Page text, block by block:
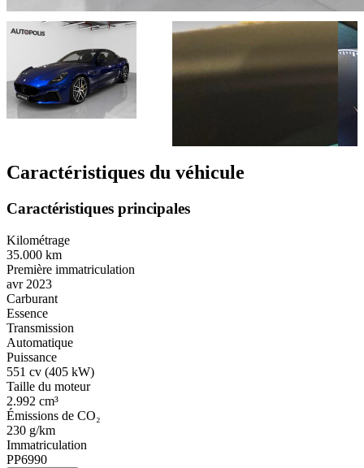
Caractéristiques du véhicule
Caractéristiques principales
Kilométrage
35.000 km
Première immatriculation
avr 2023
Carburant
Essence
Transmission
Automatique
Puissance
551 cv (405 kW)
Taille du moteur
2.992 cm³
Émissions de CO₂
230 g/km
Immatriculation
PP6990